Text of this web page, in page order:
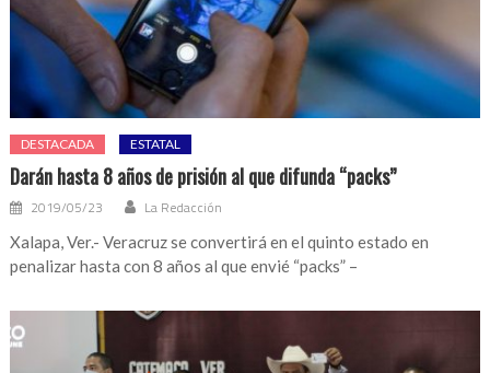
DESTACADA ESTATAL
Darán hasta 8 años de prisión al que difunda “packs”
2019/05/23 La Redacción
Xalapa, Ver.- Veracruz se convertirá en el quinto estado en
penalizar hasta con 8 años al que envié “packs” –